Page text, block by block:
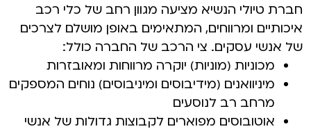
חברת טיולי הנשיא מציעה מגוון רחב של כלי רכב
איכותיים ומרווחים, המתאימים באופן מושלם לצרכים
של אנשי עסקים. צי הרכב של החברה כולל:
מכוניות (מוניות) יוקרה מרווחות ומאובזרות
מיניוואנים (מידיבוסים ומיניבוסים) נוחים המספקים
מרחב רב לנוסעים
אוטובוסים מפוארים לקבוצות גדולות של אנשי